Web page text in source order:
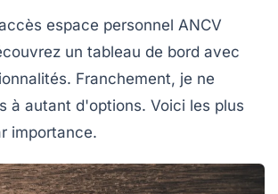
espace personnel ANCV
un tableau de bord avec
Franchement, je ne
à autant d'options. Voici les plus
importance.